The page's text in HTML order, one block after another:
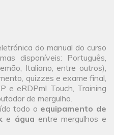
do manual do curso
disponíveis: Português,
Italiano, entre outros),
quizzes e exame final,
e eRDPml Touch, Training
de mergulho.
todo o equipamento de
e água entre mergulhos e